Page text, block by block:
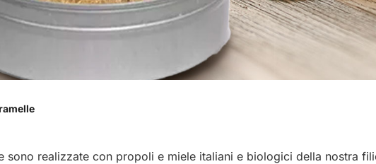
sono realizzate con propoli e miele italiani e biologici della nostra